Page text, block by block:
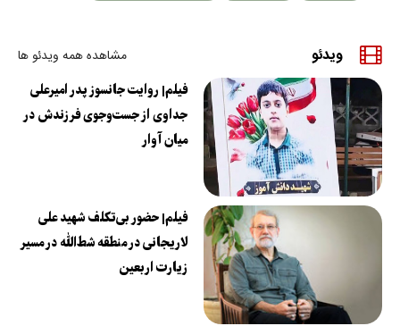
ویدئو مشاهده همه ویدئو ها
فیلم| روایت جانسوز پدر امیرعلی
جداوی از جست‌وجوی فرزندش در
میان آوار
فیلم| حضور بی‌تکلف شهید علی
لاریجانی در منطقه شط‌الله در مسیر
زیارت اربعین